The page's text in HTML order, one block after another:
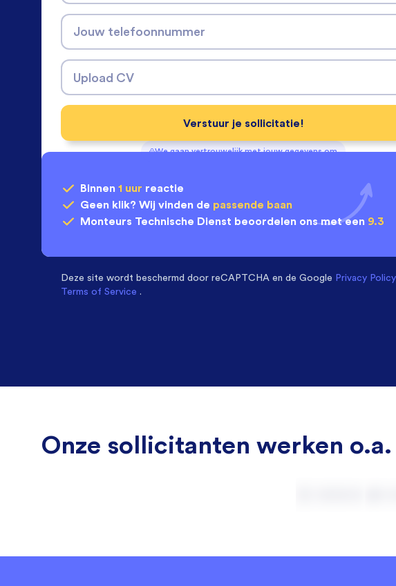
Jouw telefoonnummer
Upload CV
We gaan vertrouwelijk met jouw gegevens om
Verstuur je sollicitatie!
Binnen 1 uur reactie
Geen klik? Wij vinden de passende baan
Monteurs Technische Dienst beoordelen ons met een 9.3
Deze site wordt beschermd door reCAPTCHA en de Google Privacy Policy
Terms of Service .
Onze sollicitanten werken